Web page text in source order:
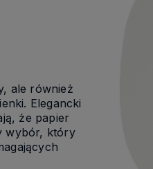
ale również
Elegancki
że papier
wybór, który